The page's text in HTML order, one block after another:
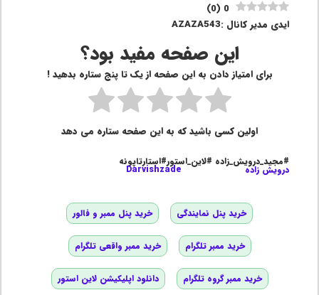
0
(
0
)
ایدی مدیر کانال :AZAZA543
این صفحه مفید بود؟
برای امتیاز دادن به این صفحه از یک تا پنج ستاره بدهید !
اولین کسی باشید که به این صفحه ستاره می دهد
#مجید_درویش_زاده #لاین_استور#استارتاپونه
درویش زاده Darvishzade
خرید پنل نمایندگی خرید پنل ممبر و فالور
خرید ممبر تلگرام خرید ممبر واقعی تلگرام
خرید ممبر گروه تلگرام دانلود اپلیکیشن لاین استور